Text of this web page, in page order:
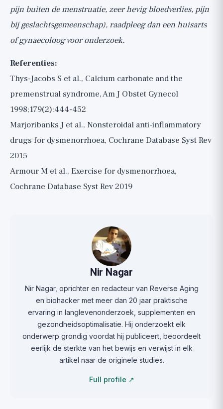
pijn buiten de menstruatie, zeer hevig bloedverlies, pijn
bij geslachtsgemeenschap), raadpleeg dan een huisarts
of gynaecoloog voor onderzoek.
Referenties:
Thys-Jacobs S et al., Calcium carbonate and the
premenstrual syndrome, Am J Obstet Gynecol
1998;179(2):444-452
Marjoribanks J et al., Nonsteroidal anti-inflammatory
drugs for dysmenorrhoea, Cochrane Database Syst Rev
2015
Armour M et al., Exercise for dysmenorrhoea,
Cochrane Database Syst Rev 2019
Nir Nagar
Nir Nagar, oprichter en redacteur van Reverse Aging
en biohacker met meer dan 20 jaar praktische
ervaring in langlevenonderzoek, supplementen en
gezondheidsoptimalisatie. Hij onderzoekt elk
onderwerp grondig voordat hij publiceert, beoordeelt
eerlijk de sterkte van het bewijs en verwijst in elk
artikel naar de originele studies.
Full profile ↗